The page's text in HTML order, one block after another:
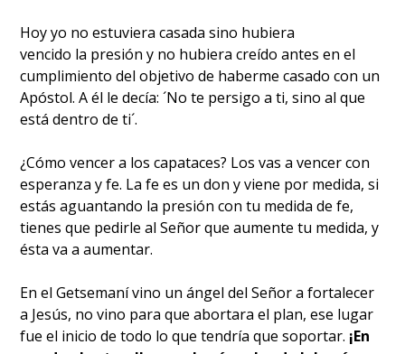
Hoy yo no estuviera casada sino hubiera
vencido la presión y no hubiera creído antes en el
cumplimiento del objetivo de haberme casado con un
Apóstol. A él le decía: ´No te persigo a ti, sino al que
está dentro de ti´.
¿Cómo vencer a los capataces? Los vas a vencer con
esperanza y fe. La fe es un don y viene por medida, si
estás aguantando la presión con tu medida de fe,
tienes que pedirle al Señor que aumente tu medida, y
ésta va a aumentar.
En el Getsemaní vino un ángel del Señor a fortalecer
a Jesús, no vino para que abortara el plan, ese lugar
fue el inicio de todo lo que tendría que soportar. ¡En